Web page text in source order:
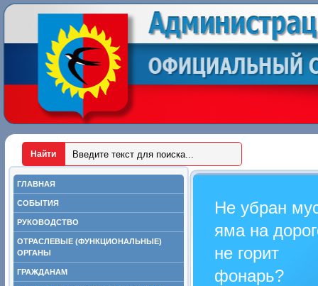
ГЛАВНАЯ
СОБЫТИЯ
РУКОВОДСТВО
ОТРАСЛЕВЫЕ (ФУНКЦИОНАЛЬНЫЕ)
ОРГАНЫ
ГРАЖДАНАМ
Не убран
яма на
не горит
фонарь?